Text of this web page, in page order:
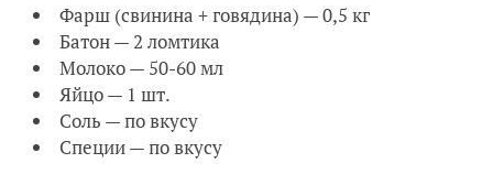
Фарш (свинина + говядина) — 0,5 кг
Батон — 2 ломтика
Молоко — 50-60 мл
Яйцо — 1 шт.
Соль — по вкусу
Специи — по вкусу